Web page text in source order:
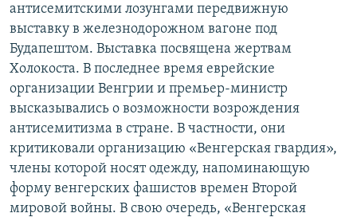
поиску
СИБИРЬ.РЕАЛИИ
РАСПИСАНИЕ ВЕЩАНИЯ
ПОДПИШИТЕСЬ НА РАССЫЛКУ
СОЦИАЛЬНЫЕ СЕТИ
антисемитскими лозунгами передвижную
выставку в железнодорожном вагоне под
Будапештом. Выставка посвящена жертвам
Холокоста. В последнее время еврейские
организации Венгрии и премьер-министр
высказывались о возможности возрождения
антисемитизма в стране. В частности, они
критиковали организацию «Венгерская гвардия»,
члены которой носят одежду, напоминающую
форму венгерских фашистов времен Второй
мировой войны. В свою очередь, «Венгерская